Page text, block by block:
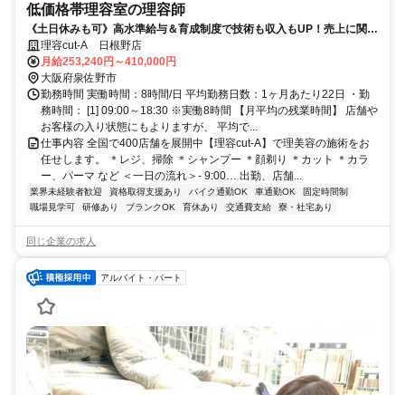
低価格帯理容室の理容師
《土日休みも可》高水準給与＆育成制度で技術も収入もUP！売上に関わ
らず毎月給与保障＋歩合あり！ノルマなし◎年4回昇給チャンス有
理容cut-A 日根野店
月給253,240円～410,000円
大阪府泉佐野市
勤務時間 実働時間：8時間/日 平均勤務日数：1ヶ月あたり22日 ・勤
務時間： [1] 09:00～18:30 ※実働8時間 【月平均の残業時間】 店舗や
お客様の入り状態にもよりますが、 平均で...
仕事内容 全国で400店舗を展開中【理容cut-A】で理美容の施術をお
任せします。 ＊レジ、掃除 ＊シャンプー ＊顔剃り ＊カット ＊カラ
ー、パーマ など ＜一日の流れ＞- 9:00… 出勤、店舗...
業界未経験者歓迎 資格取得支援あり バイク通勤OK 車通勤OK
固定時間制
職場見学可
研修あり ブランクOK 育休あり 交通費支給 寮・社宅あり
同じ企業の求人
アルバイト・パート